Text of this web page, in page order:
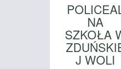
NA
SZKOŁA
J WOLI